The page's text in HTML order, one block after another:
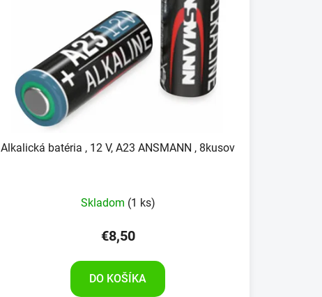
Alkalická batéria , 12 V, A23 ANSMANN , 8kusov
Skladom (1 ks)
€8,50
DO KOŠÍKA